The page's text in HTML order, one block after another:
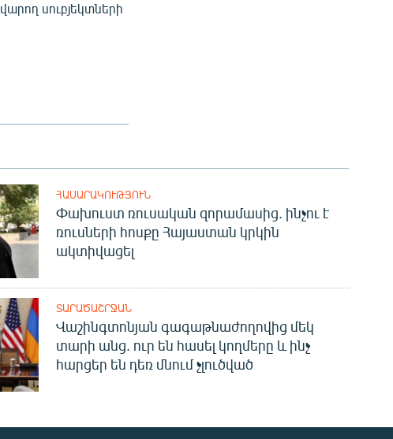
սուբյեկտների
ՀԱՍԱՐԱԿՈՒԹՅՈՒՆ
Փախուստ ռուսական զորամասից. ինչու է
ռուսների հոսքը Հայաստան կրկին
ակտիվացել
ՏԱՐԱԾԱՇՐՋԱՆ
Վաշինգտոնյան գագաթնաժողովից մեկ
տարի անց. ուր են հասել կողմերը և ինչ
հարցեր են դեռ մնում չլուծված